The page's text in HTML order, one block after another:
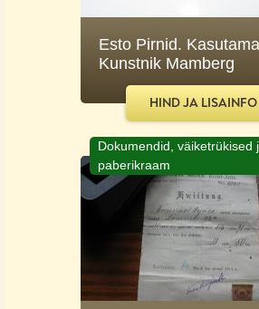
Esto Pirnid.
Kunstnik Mamberg
HIND JA LISAINFO
Dokumendid, väiketrükised
paberikraam